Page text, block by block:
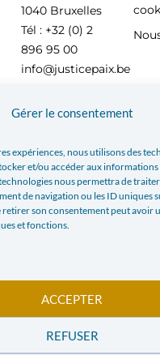
Gérer le consentement
expériences, nous utilisons des
et/ou accéder aux informations
nous permettra de
de navigation ou les ID uniques
retirer son consentement peut avoir
et fonctions.
ACCEPTER
REFUSER
1040 Bruxelles
Tél : +32 (0) 2
896 95 00
info@justicepaix.be